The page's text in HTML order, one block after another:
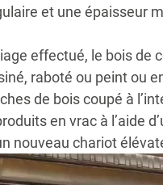
et une épaisseur
effectué, le bois de
raboté ou peint ou
de bois coupé à
en vrac à l’aide
nouveau chariot